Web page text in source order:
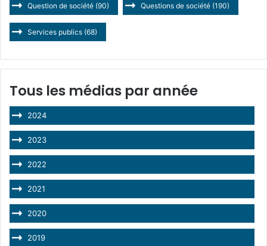
Question de société (90) Questions de société (190)
Services publics (68)
Tous les médias par année
2024
2023
2022
2021
2020
2019